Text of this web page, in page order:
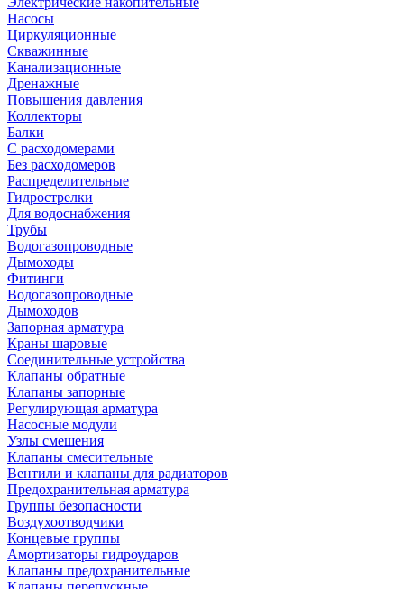
Насосы
Циркуляционные
Скважинные
Канализационные
Дренажные
Повышения давления
Коллекторы
Балки
С расходомерами
Без расходомеров
Распределительные
Гидрострелки
Для водоснабжения
Трубы
Водогазопроводные
Дымоходы
Фитинги
Водогазопроводные
Дымоходов
Запорная арматура
Краны шаровые
Соединительные устройства
Клапаны обратные
Клапаны запорные
Регулирующая арматура
Насосные модули
Узлы смешения
Клапаны смесительные
Вентили и клапаны для радиаторов
Предохранительная арматура
Группы безопасности
Воздухоотводчики
Концевые группы
Амортизаторы гидроударов
Клапаны предохранительные